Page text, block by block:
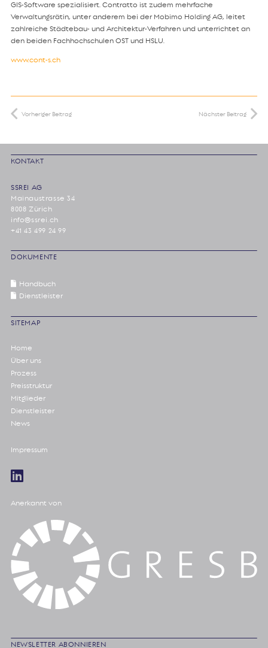
GIS-Software spezialisiert. Contratto ist zudem mehrfache
Verwaltungsrätin, unter anderem bei der Mobimo Holding AG, leitet
zahlreiche Städtebau- und Architektur-Verfahren und unterrichtet an
den beiden Fachhochschulen OST und HSLU.
www.cont-s.ch
Vorheriger Beitrag Nächster Beitrag
KONTAKT
SSREI AG
Mainaustrasse 34
8008 Zürich
info@ssrei.ch
+41 43 499 24 99
DOKUMENTE
Handbuch
Dienstleister
SITEMAP
Home
Über uns
Prozess
Preisstruktur
Mitglieder
Dienstleister
News
Impressum
Anerkannt von
NEWSLETTER ABONNIEREN